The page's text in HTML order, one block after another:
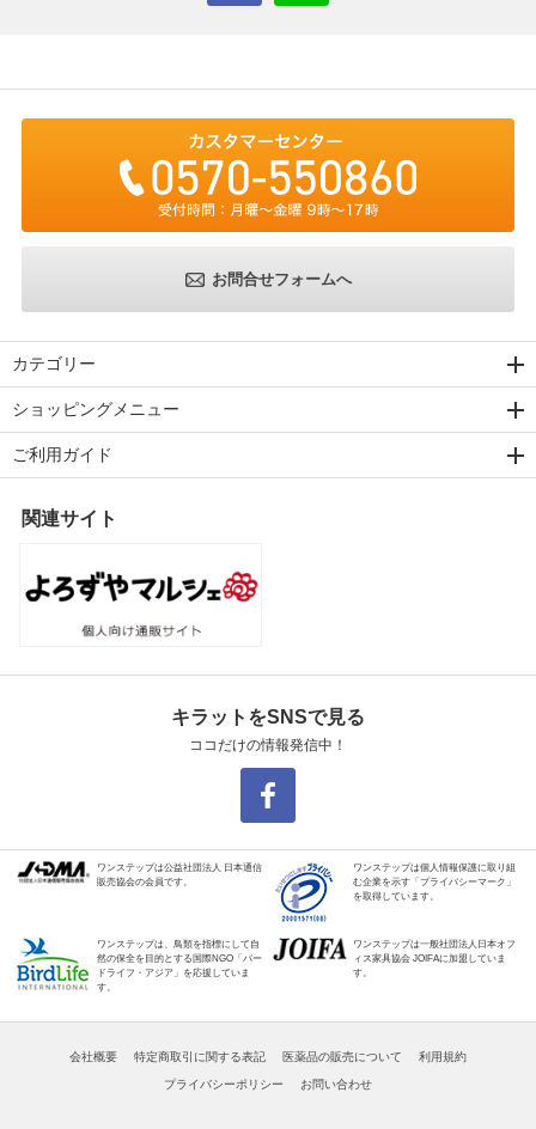
お問合せフォームへ
カテゴリー
ショッピングメニュー
ご利用ガイド
関連サイト
キラットをSNSで見る
ココだけの情報発信中！
ワンステップは公益社団法人 日本通信
販売協会の会員です。
ワンステップは個人情報保護に取り組
む企業を示す「プライバシーマーク」
を取得しています。
ワンステップは、鳥類を指標にして自
然の保全を目的とする国際NGO「バー
ドライフ・アジア」を応援していま
す。
ワンステップは一般社団法人日本オフ
ィス家具協会 JOIFAに加盟していま
す。
会社概要 特定商取引に関する表記 医薬品の販売について 利用規約
プライバシーポリシー お問い合わせ